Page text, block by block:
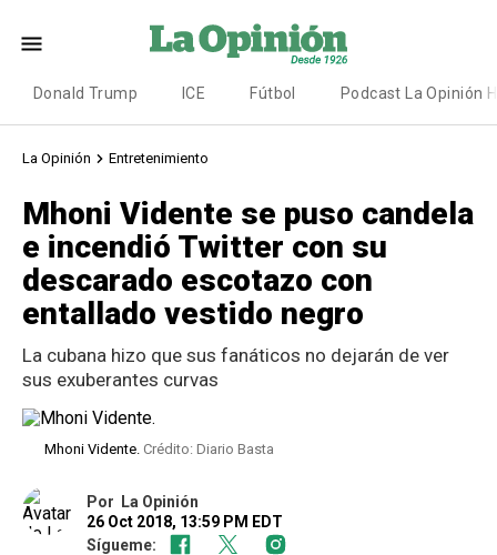
Donald Trump ICE Fútbol Podcast La Opinión
La Opinión Entretenimiento
Mhoni Vidente se puso candela
e incendió Twitter con su
descarado escotazo con
entallado vestido negro
La cubana hizo que sus fanáticos no dejarán de ver
sus exuberantes curvas
Mhoni Vidente. Crédito: Diario Basta
Por
La Opinión
26 Oct 2018, 13:59 PM EDT
Sígueme: